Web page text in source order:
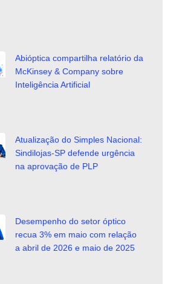
Abióptica compartilha relatório da
McKinsey & Company sobre
Inteligência Artificial
Atualização do Simples Nacional:
Sindilojas-SP defende urgência
na aprovação de PLP
Desempenho do setor óptico
recua 3% em maio com relação
a abril de 2026 e maio de 2025